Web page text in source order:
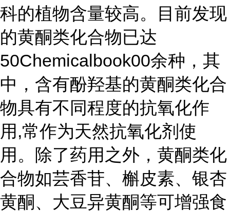
科的植物含量较高。目前发现
的黄酮类化合物已达
50Chemicalbook00余种，其
中，含有酚羟基的黄酮类化合
物具有不同程度的抗氧化作
用,常作为天然抗氧化剂使
用。除了药用之外，黄酮类化
合物如芸香苷、槲皮素、银杏
黄酮、大豆异黄酮等可增强食